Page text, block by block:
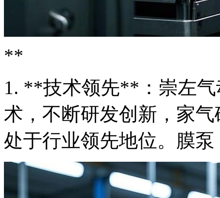
**
1. **技术领先**：崇左
术，不断研发创新，家
处于行业领先地位。膜泵